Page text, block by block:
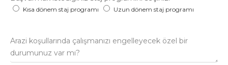
Kısa dönem staj programı Uzun dönem staj programı
Arazi koşullarında çalışmanızı engelleyecek özel bir
durumunuz var mı?